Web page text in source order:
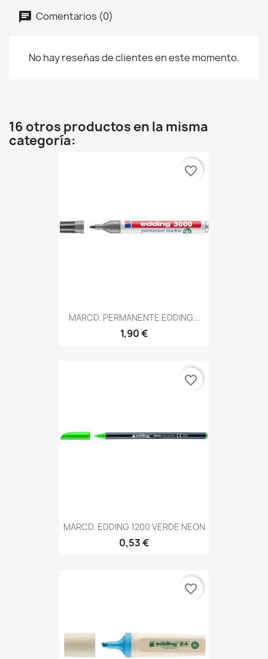
Comentarios (0)
No hay reseñas de clientes en este momento.
16 otros productos en la misma
categoría:
MARCD. PERMANENTE EDDING...
1,90 €
favorite_border
MARCD. EDDING 1200 VERDE NEON
0,53 €
favorite_border
favorite_border